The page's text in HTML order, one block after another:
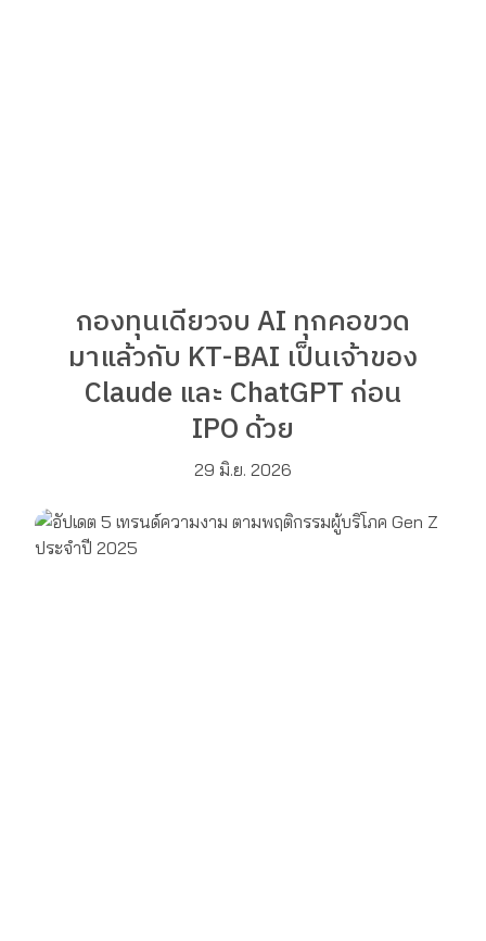
กองทุนเดียวจบ AI ทุกคอขวด
มาแล้วกับ KT-BAI เป็นเจ้าของ
Claude และ ChatGPT ก่อน
IPO ด้วย
29 มิ.ย. 2026